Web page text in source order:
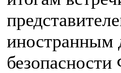
иностранным